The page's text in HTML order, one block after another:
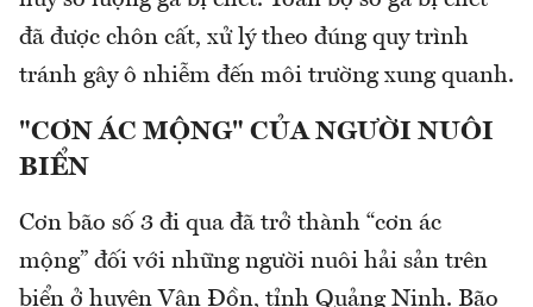
đã được chôn cất, xử lý theo đúng quy trình
tránh gây ô nhiễm đến môi trường xung quanh.
"CƠN ÁC MỘNG" CỦA NGƯỜI NUÔI
BIỂN
Cơn bão số 3 đi qua đã trở thành “cơn ác
mộng” đối với những người nuôi hải sản trên
biển ở huyện Vân Đồn, tỉnh Quảng Ninh. Bão